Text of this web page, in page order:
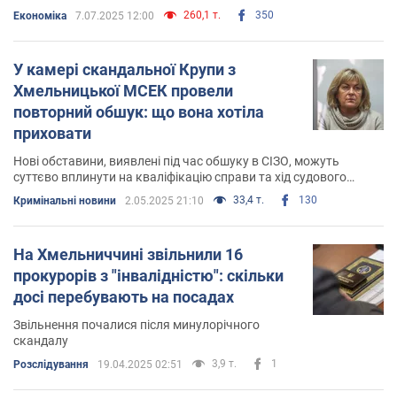
Економіка 7.07.2025 12:00 260,1 т. 350
У камері скандальної Крупи з
Хмельницької МСЕК провели
повторний обшук: що вона хотіла
приховати
Нові обставини, виявлені під час обшуку в СІЗО, можуть
суттєво вплинути на кваліфікацію справи та хід судового
процесу
Кримінальні новини 2.05.2025 21:10 33,4 т. 130
На Хмельниччині звільнили 16
прокурорів з "інвалідністю": скільки
досі перебувають на посадах
Звільнення почалися після минулорічного
скандалу
Розслідування 19.04.2025 02:51 3,9 т. 1